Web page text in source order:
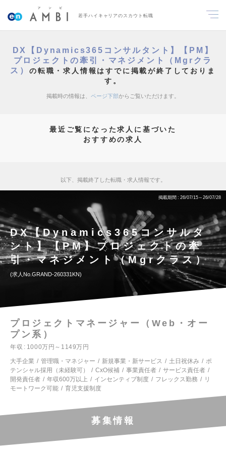
若手ハイキャリアのスカウト転職
DX【Dynamics365コンサルタント】【PM】
プロジェクトの牽引・マネジメント（Mgrクラ
ス） の転職・求人情報はすでに掲載が終了しておりま
す。
掲載時の情報は、 ページ下部からご覧いただけます。
最近ご覧になった求人に基づいた
おすすめの求人
以下、掲載終了した転職・求人情報です。
掲載期間 26/07/15～26/07/28
DX【Dynamics365コンサルタ
ント】【PM】プロジェクトの牽
引・マネジメント（Mgrクラス）
求人No.GRAND-260331KN
プロジェクトマネージャー（Web・オー
プン系）
年収
1000万円～1149万円
大手企業
管理職・マネジャー 新規事業・新サービス 土日祝休み
ポ
テンシャル採用（未経験可）
CxO候補 事業責任者
サービス責任者
開発責任者
年収600万以上 インセンティブ制度 フレックス勤務
リ
モートワーク可能
育児支援制度
募集情報